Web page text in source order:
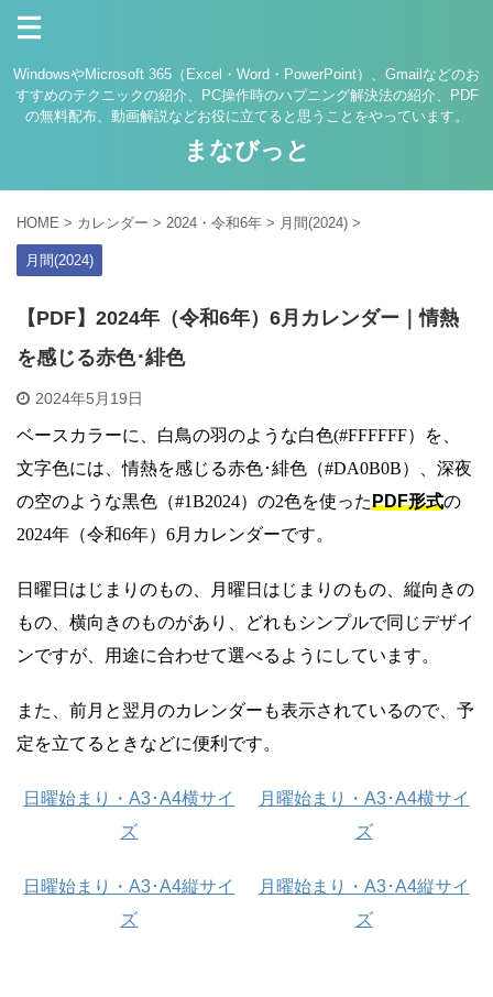
WindowsやMicrosoft 365（Excel・Word・PowerPoint）、Gmailなどのお
すすめのテクニックの紹介、PC操作時のハプニング解決法の紹介、PDF
の無料配布、動画解説などお役に立てると思うことをやっています。
まなびっと
HOME > カレンダー > 2024・令和6年 > 月間(2024) >
月間(2024)
【PDF】2024年（令和6年）6月カレンダー｜情熱
を感じる赤色･緋色
2024年5月19日
ベースカラーに、白鳥の羽のような白色(#FFFFFF）を、
文字色には、情熱を感じる赤色･緋色（#DA0B0B）、深夜
の空のような黒色（#1B2024）の2色を使ったPDF形式の
2024年（令和6年）6月カレンダーです。
日曜日はじまりのもの、月曜日はじまりのもの、縦向きの
もの、横向きのものがあり、どれもシンプルで同じデザイ
ンですが、用途に合わせて選べるようにしています。
また、前月と翌月のカレンダーも表示されているので、予
定を立てるときなどに便利です。
日曜始まり・A3･A4横サイ
ズ
日曜始まり・A3･A4縦サイ
ズ
月曜始まり・A3･A4横サイ
ズ
月曜始まり・A3･A4縦サイ
ズ